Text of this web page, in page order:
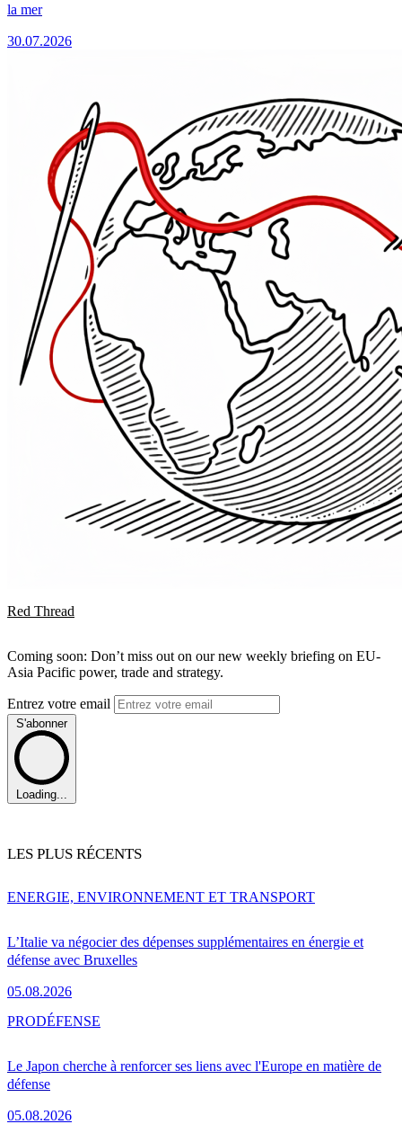
la mer
30.07.2026
Red Thread
Coming soon: Don’t miss out on our new weekly briefing on EU-
Asia Pacific power, trade and strategy.
Entrez votre email
S'abonner
Loading...
LES PLUS RÉCENTS
L’Italie va négocier des dépenses supplémentaires en énergie et
défense avec Bruxelles
05.08.2026
ENERGIE, ENVIRONNEMENT ET TRANSPORT
Le Japon cherche à renforcer ses liens avec l'Europe en matière de
défense
05.08.2026
PRODÉFENSE